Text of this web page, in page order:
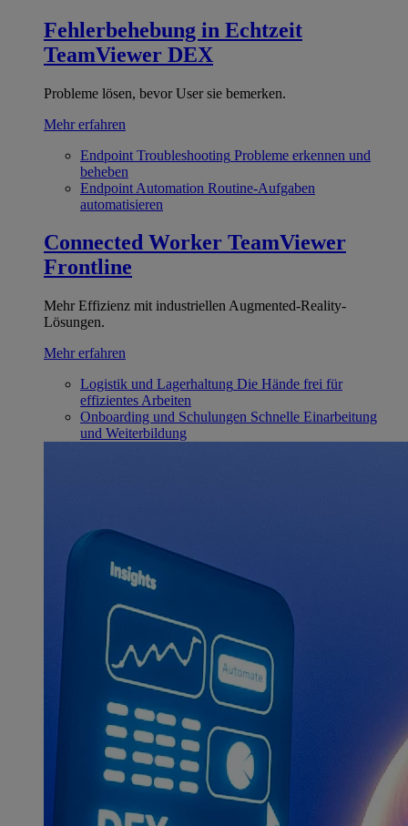
Fehlerbehebung in Echtzeit
TeamViewer DEX
Probleme lösen, bevor User sie bemerken.
Mehr erfahren
Endpoint Troubleshooting Probleme erkennen und
beheben
Endpoint Automation Routine-Aufgaben
automatisieren
Connected Worker TeamViewer
Frontline
Mehr Effizienz mit industriellen Augmented-Reality-
Lösungen.
Mehr erfahren
Logistik und Lagerhaltung Die Hände frei für
effizientes Arbeiten
Onboarding und Schulungen Schnelle Einarbeitung
und Weiterbildung